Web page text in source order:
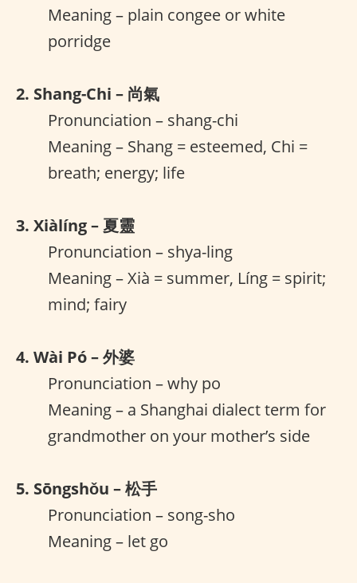
Meaning – plain congee or white
porridge
2. Shang-Chi – 尚氣
Pronunciation – shang-chi
Meaning – Shang = esteemed, Chi =
breath; energy; life
3. Xiàlíng – 夏靈
Pronunciation – shya-ling
Meaning – Xià = summer, Líng = spirit;
mind; fairy
4. Wài Pó – 外婆
Pronunciation – why po
Meaning – a Shanghai dialect term for
grandmother on your mother’s side
5. Sōngshǒu – 松手
Pronunciation – song-sho
Meaning – let go